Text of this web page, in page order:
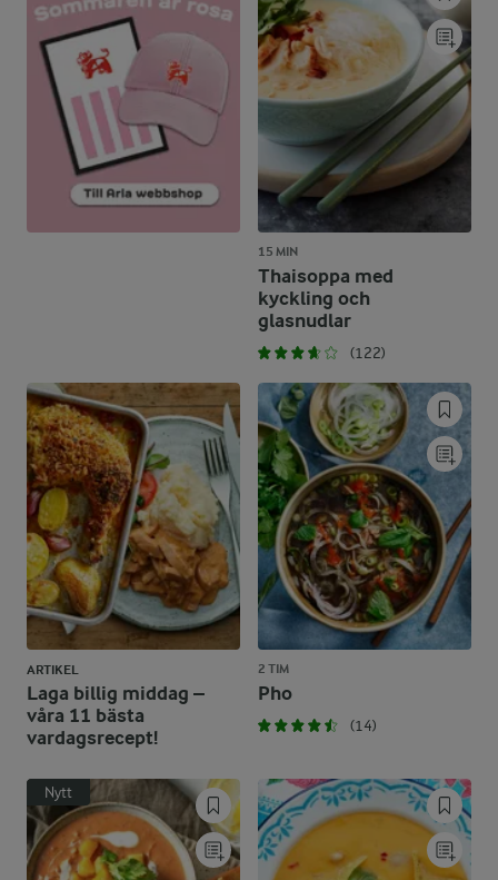
15 MIN
Thaisoppa med
kyckling och
glasnudlar
(122)
ARTIKEL
Laga billig middag –
våra 11 bästa
vardagsrecept!
2 TIM
Pho
(14)
Nytt